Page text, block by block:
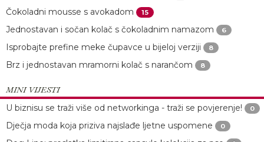
Čokoladni mousse s avokadom 15
Jednostavan i sočan kolač s čokoladnim namazom 6
Isprobajte prefine meke čupavce u bijeloj verziji 8
Brz i jednostavan mramorni kolač s narančom 8
MINI VIJESTI
U biznisu se traži više od networkinga - traži se povjerenje!
0
Dječja moda koja priziva najslađe ljetne uspomene 0